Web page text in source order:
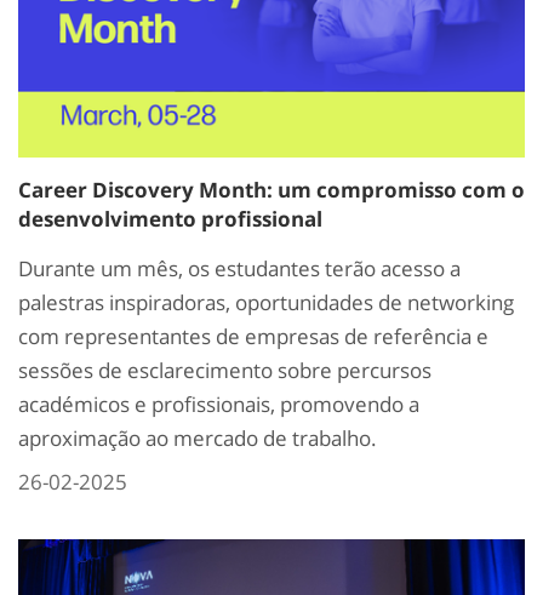
Career Discovery Month: um compromisso com o
desenvolvimento profissional
Durante um mês, os estudantes terão acesso a
palestras inspiradoras, oportunidades de networking
com representantes de empresas de referência e
sessões de esclarecimento sobre percursos
académicos e profissionais, promovendo a
aproximação ao mercado de trabalho.
26-02-2025